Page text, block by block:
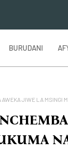
BURUDANI
JIWE LA MSINGI